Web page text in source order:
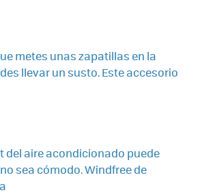
metes unas zapatillas en la
llevar un susto. Este accesorio
del aire acondicionado puede
sea cómodo. Windfree de